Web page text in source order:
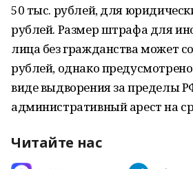
50 тыс. рублей, для
рублей. Размер штрафа для
лица без гражданства может
рублей, однако
виде выдворения за пределы
административный арест на
Читайте нас